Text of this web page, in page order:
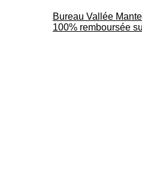
Bureau Vallée
100% remboursée